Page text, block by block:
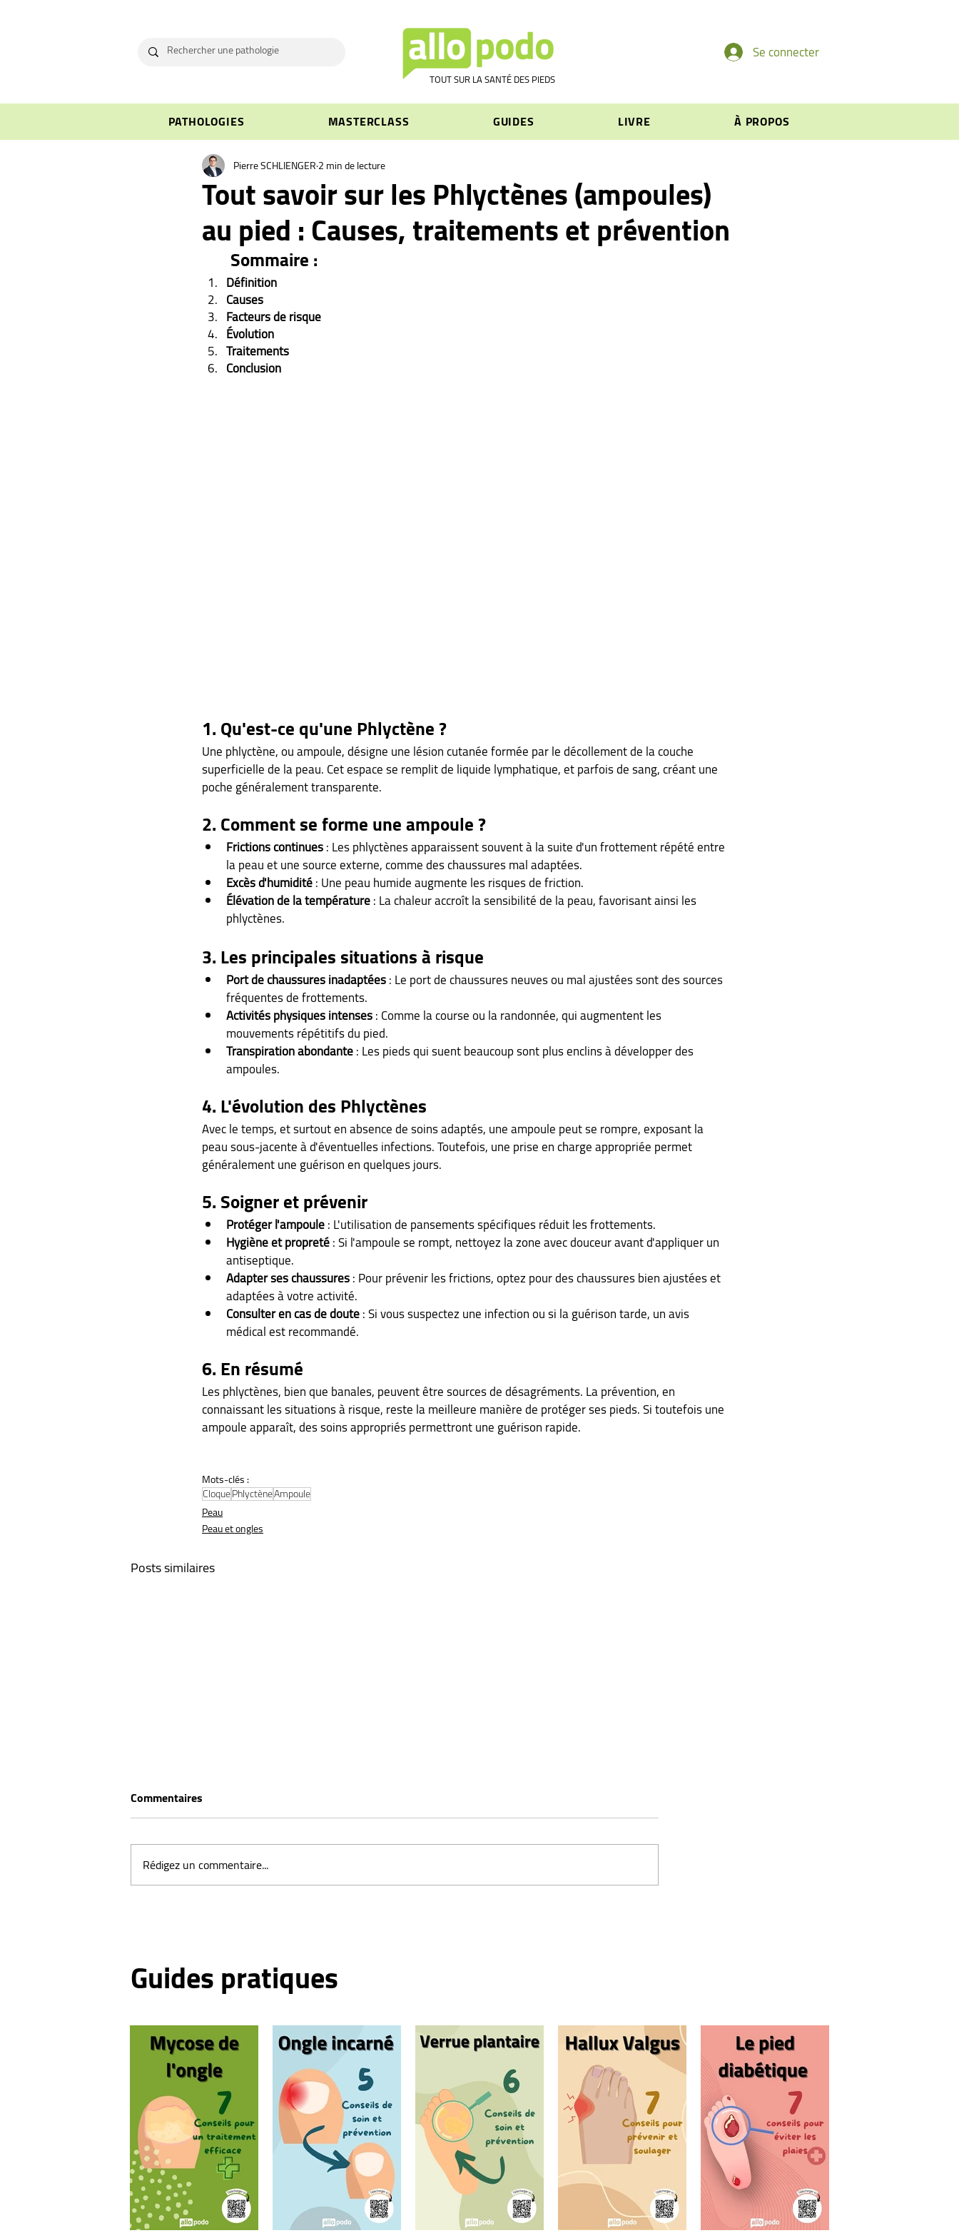
TOUT SUR LA SANTÉ DES PIEDS
Se connecter
PATHOLOGIES MASTERCLASS GUIDES LIVRE À PROPOS
Tout savoir sur les Phlyctènes (ampoules)
au pied : Causes, traitements et prévention
Pierre SCHLIENGER2 min de lecture
Sommaire :
Définition
Causes
Facteurs de risque
Évolution
Traitements
Conclusion
1. Qu'est-ce qu'une Phlyctène ?
Une phlyctène, ou ampoule, désigne une lésion cutanée formée par le décollement de la couche
superficielle de la peau. Cet espace se remplit de liquide lymphatique, et parfois de sang, créant une
poche généralement transparente.
2. Comment se forme une ampoule ?
Frictions continues : Les phlyctènes apparaissent souvent à la suite d'un frottement répété entre
la peau et une source externe, comme des chaussures mal adaptées.
Excès d'humidité : Une peau humide augmente les risques de friction.
Élévation de la température : La chaleur accroît la sensibilité de la peau, favorisant ainsi les
phlyctènes.
3. Les principales situations à risque
Port de chaussures inadaptées : Le port de chaussures neuves ou mal ajustées sont des sources
fréquentes de frottements.
Activités physiques intenses : Comme la course ou la randonnée, qui augmentent les
mouvements répétitifs du pied.
Transpiration abondante : Les pieds qui suent beaucoup sont plus enclins à développer des
ampoules.
4. L'évolution des Phlyctènes
Avec le temps, et surtout en absence de soins adaptés, une ampoule peut se rompre, exposant la
peau sous-jacente à d'éventuelles infections. Toutefois, une prise en charge appropriée permet
généralement une guérison en quelques jours.
5. Soigner et prévenir
Protéger l'ampoule : L'utilisation de pansements spécifiques réduit les frottements.
Hygiène et propreté : Si l'ampoule se rompt, nettoyez la zone avec douceur avant d'appliquer un
antiseptique.
Adapter ses chaussures : Pour prévenir les frictions, optez pour des chaussures bien ajustées et
adaptées à votre activité.
Consulter en cas de doute : Si vous suspectez une infection ou si la guérison tarde, un avis
médical est recommandé.
6. En résumé
Les phlyctènes, bien que banales, peuvent être sources de désagréments. La prévention, en
connaissant les situations à risque, reste la meilleure manière de protéger ses pieds. Si toutefois une
ampoule apparaît, des soins appropriés permettront une guérison rapide.
Mots-clés :
CloquePhlyctèneAmpoule
Peau
Peau et ongles
Posts similaires
Commentaires
Rédigez un commentaire...
Guides pratiques